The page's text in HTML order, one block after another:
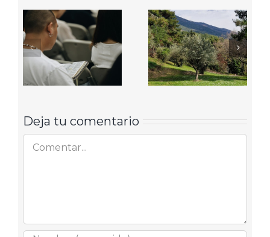
Deja tu comentario
Comentar